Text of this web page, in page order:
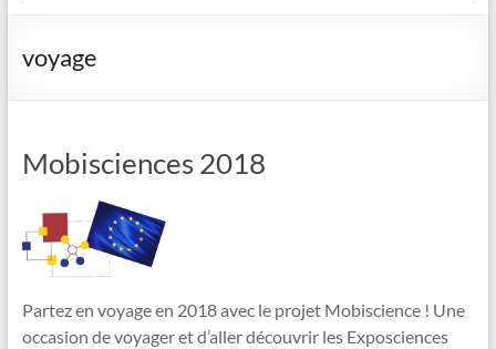
voyage
Mobisciences 2018
Partez en voyage en 2018 avec le projet Mobiscience ! Une
occasion de voyager et d’aller découvrir les Exposciences